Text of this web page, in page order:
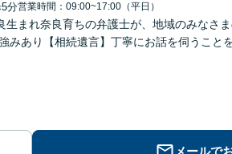
分営業時間：09:00~17:00（平日）
生まれ奈良育ちの弁護士が、地域のみなさ
みあり【相続遺言】丁寧にお話を伺うこと
メールで